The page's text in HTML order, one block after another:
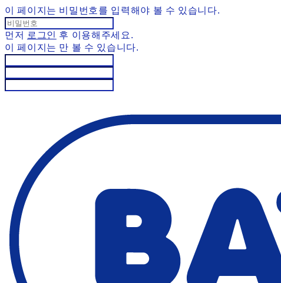
이 페이지는 비밀번호를 입력해야 볼 수 있습니다.
먼저 로그인 후 이용해주세요.
이 페이지는 만 볼 수 있습니다.